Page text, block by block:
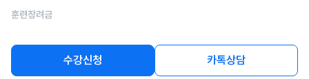
훈련장려금
수강신청 카톡상담